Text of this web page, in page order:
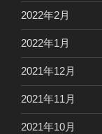
2022年2月
2022年1月
2021年12月
2021年11月
2021年10月